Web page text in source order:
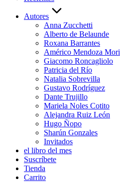
Autores
Anna Zucchetti
Alberto de Belaunde
Roxana Barrantes
Américo Mendoza Mori
Giacomo Roncagliolo
Patricia del Río
Natalia Sobrevilla
Gustavo Rodríguez
Dante Trujillo
Mariela Noles Cotito
Alejandra Ruiz León
Hugo Ñopo
Sharún Gonzales
Invitados
el libro del mes
Suscríbete
Tienda
Carrito